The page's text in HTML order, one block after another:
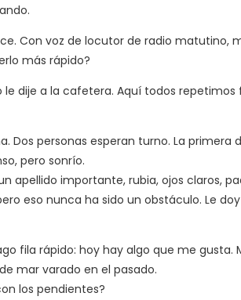
Con voz de locutor de radio matutino,
más rápido?
le dije a la cafetera. Aquí todos
Dos personas esperan turno. La primera
pero sonrío.
apellido importante, rubia, ojos claros,
eso nunca ha sido un obstáculo. Le
fila rápido: hoy hay algo que me gusta.
mar varado en el pasado.
los pendientes?